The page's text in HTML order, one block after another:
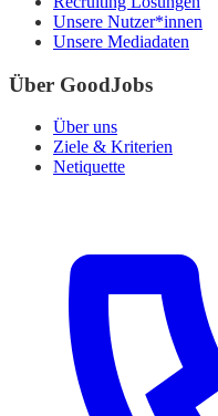
Unsere Nutzer*innen
Unsere Mediadaten
Über GoodJobs
Über uns
Ziele & Kriterien
Netiquette